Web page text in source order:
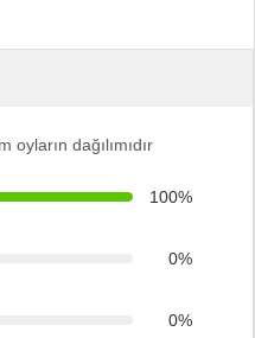
oyların dağılımıdır
100%
0%
0%